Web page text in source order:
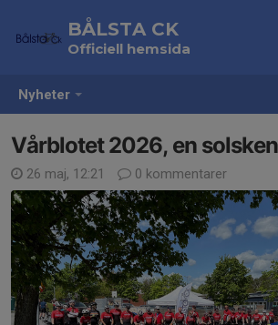
Nyheter
BÅLSTA CK
Officiell hemsida
Vårblotet 2026, en
26 maj, 12:21 0 kommentarer